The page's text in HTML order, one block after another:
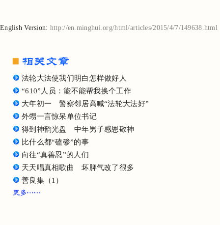
English Version: http://en.minghui.org/html/articles/2015/4/7/149638.html
法轮大法使我们明白怎样做好人
“610”人员：能不能帮我换个工作
大年初一 警察邻居高喊“法轮大法好”
外甥一言惊呆单位书记
得到神韵光盘 中年男子感恩敬神
比什么都“磕碜”的事
向往“真善忍”的人们
天天唱真相歌曲 坏脾气改了很多
善良集（1）